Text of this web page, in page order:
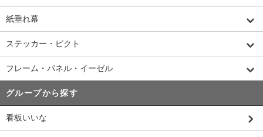
紙垂れ幕
ステッカー・ピクト
フレーム・パネル・イーゼル
グループから探す
看板いいな